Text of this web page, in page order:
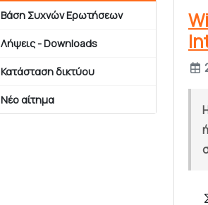
Βάση Συχνών Ερωτήσεων
Λήψεις - Downloads
Κατάσταση δικτύου
Νέο αίτημα